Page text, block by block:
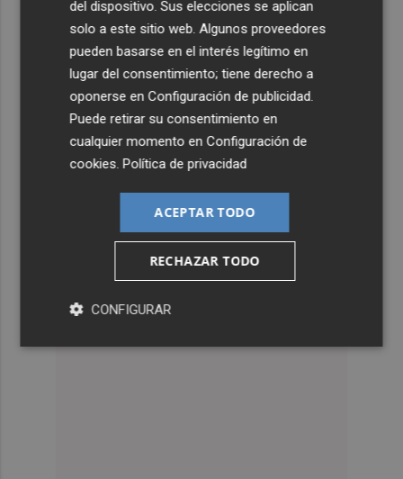
del dispositivo. Sus elecciones se aplican
solo a este sitio web. Algunos proveedores
pueden basarse en el interés legítimo en
lugar del consentimiento; tiene derecho a
oponerse enConfiguración de publicidad.
Puede retirar su consentimiento en
cualquier momento enConfiguración de
cookies.Política de privacidad
ACEPTAR TODO
RECHAZAR TODO
CONFIGURAR